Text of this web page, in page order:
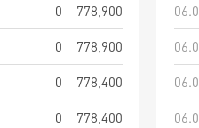
0
778,900
0
778,900
0
778,400
0
778,400